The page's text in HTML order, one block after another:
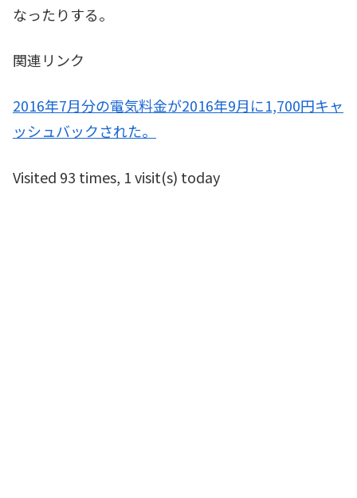
なったりする。
関連リンク
2016年7月分の電気料金が2016年9月に1,700円キャ
ッシュバックされた。
Visited 93 times, 1 visit(s) today